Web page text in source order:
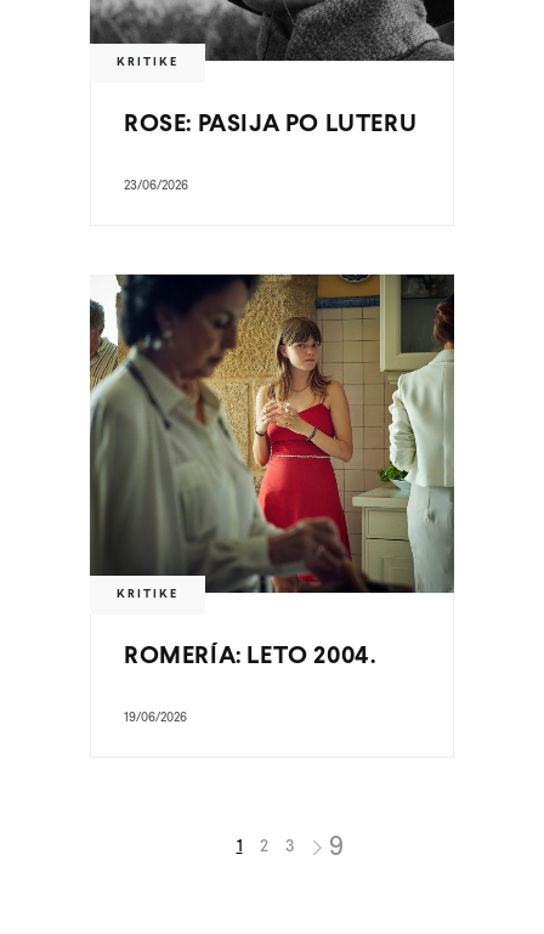
KRITIKE
ROSE: PASIJA PO LUTERU
23/06/2026
KRITIKE
ROMERÍA: LETO 2004.
19/06/2026
1 2 3